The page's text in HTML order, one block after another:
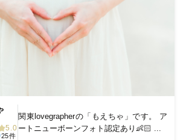
5.0
25件
関東lovegrapherの「もえちゃ」です。 ア
ートニューボーンフォト認定あり👶🏻 ...